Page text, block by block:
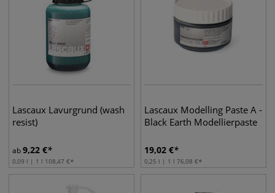
Lascaux Lavurgrund (wash
resist)
ab9,22 €
0,09 l | 1 l 108,47 €
Lascaux Modelling Paste A -
Black Earth Modellierpaste
19,02 €
0,25 l | 1 l 76,08 €